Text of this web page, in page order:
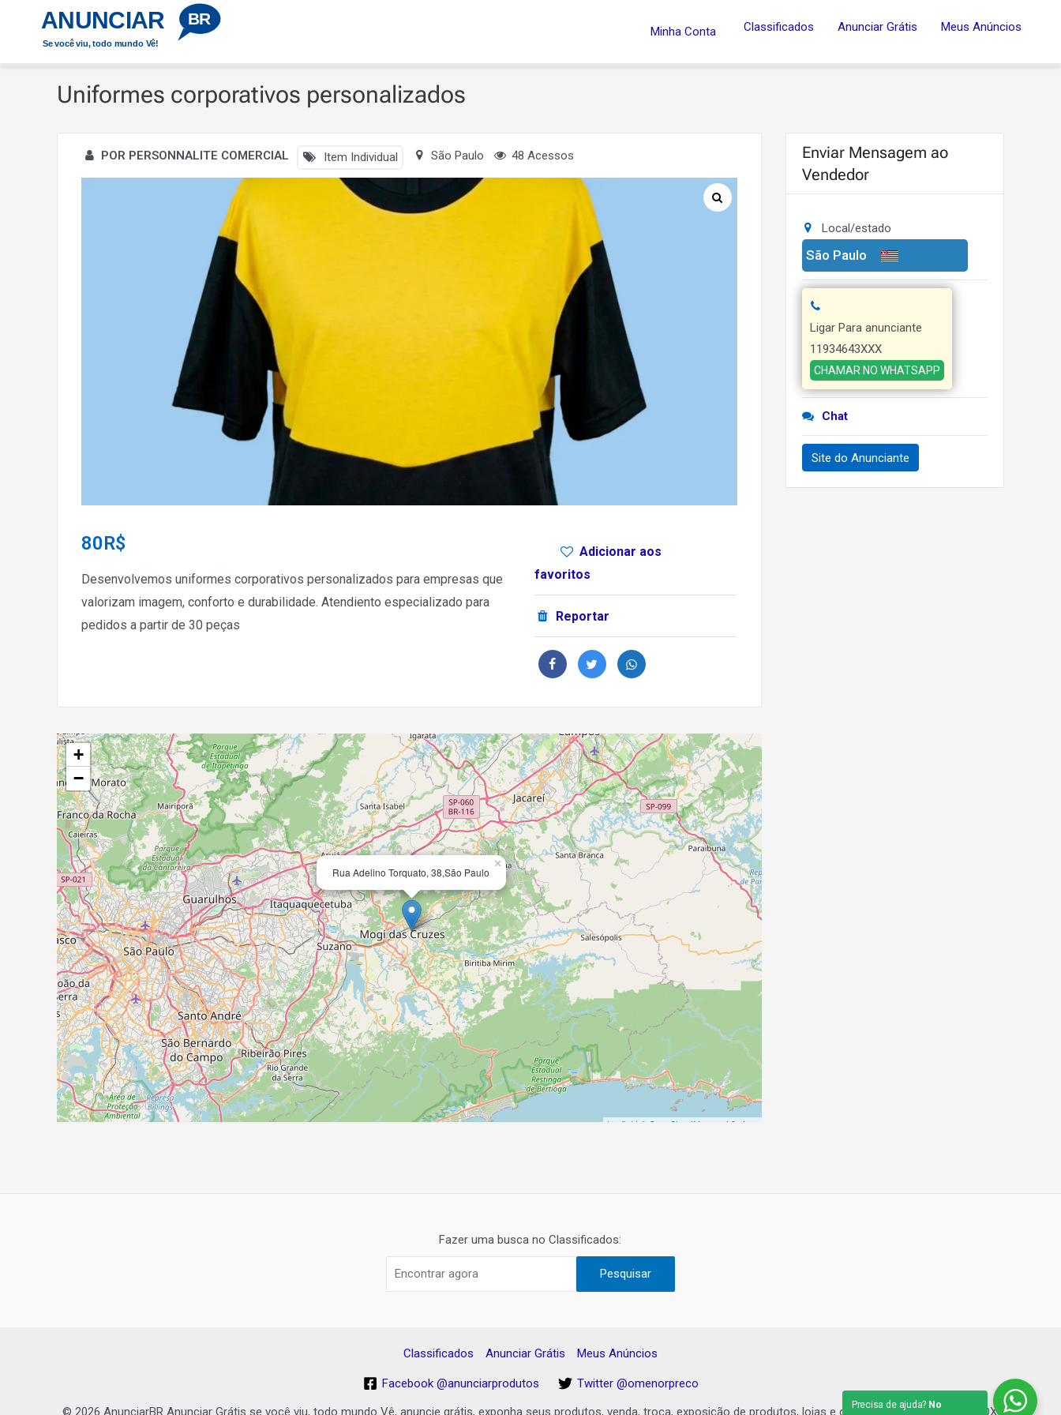
ANUNCIAR BR
Se você viu, todo mundo Vê!
Minha Conta Classificados Anunciar Grátis Meus Anúncios
Início Uniformes corporativos personalizados
Uniformes corporativos personalizados
POR PERSONNALITE COMERCIAL Item Individual São Paulo 48 Acessos
80R$
Desenvolvemos uniformes corporativos personalizados para empresas que
valorizam imagem, conforto e durabilidade. Atendiento especializado para
pedidos a partir de 30 peças
Adicionar aos
favoritos
Reportar
Rua Adelino Torquato, 38,São Paulo
×
+
−
Leaflet | © OpenStreetMap contributors
Enviar Mensagem ao
Vendedor
Local/estado
São Paulo
Ligar Para anunciante
11934643XXX
CHAMAR NO WHATSAPP
Chat
Site do Anunciante
Fazer uma busca no Classificados:
Pesquisar
Classificados Anunciar Grátis Meus Anúncios
Facebook @anunciarprodutos Twitter @omenorpreco
© 2026 AnunciarBR Anunciar Grátis se você viu, todo mundo Vê, anuncie grátis, exponha seus produtos, venda, troca, exposição de produtos, lojas e comércios. | Grupo SHOPBOX.
Precisa de ajuda? No